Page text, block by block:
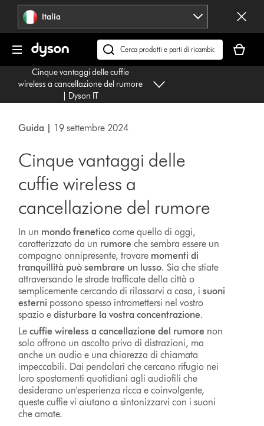
navigazione Italia
Cerca
su
dyson.it
carrello
è
Cinque vantaggi delle cuffie
wireless a cancellazione del rumore
| Dyson IT
Guida | 19 settembre 2024
Cinque vantaggi delle
cuffie wireless a
cancellazione del rumore
In un mondo frenetico come quello di oggi,
caratterizzato da un rumore che sembra essere un
compagno onnipresente, trovare momenti di
tranquillità può sembrare un lusso. Sia che stiate
attraversando le strade trafficate della città o
semplicemente cercando di rilassarvi a casa, isuoni
esterni possono spesso intromettersi nel vostro
spazio edisturbare la vostra concentrazione.
Lecuffie wireless a cancellazione del rumore non
solo offrono un ascolto privo di distrazioni, ma
anche un audio e una chiarezza di chiamata
impeccabili. Dai pendolari che cercano rifugio nei
loro spostamenti quotidiani agli audiofili che
desiderano un'esperienza ricca e coinvolgente,
queste cuffie vi aiutano a sintonizzarvi con i suoni
che amate.